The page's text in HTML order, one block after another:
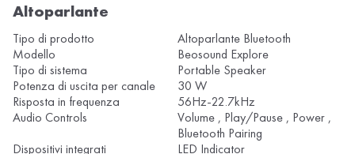
Altoparlante
Tipo di prodotto
Altoparlante Bluetooth
Modello
Beosound Explore
Tipo di sistema
Portable Speaker
Potenza di uscita per canale
30 W
Risposta in frequenza
56Hz-22.7kHz
Audio Controls
Volume , Play/Pause , Power ,
Bluetooth Pairing
Dispositivi integrati
LED Indicator